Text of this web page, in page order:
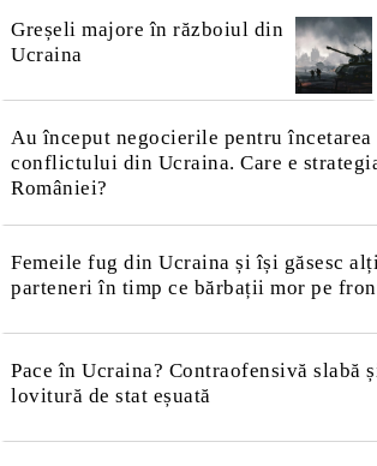
Greșeli majore în războiul din
Ucraina
Au început negocierile pentru încetarea
conflictului din Ucraina. Care e
României?
Femeile fug din Ucraina și își găsesc
parteneri în timp ce bărbații mor pe
Pace în Ucraina? Contraofensivă slabă
lovitură de stat eșuată